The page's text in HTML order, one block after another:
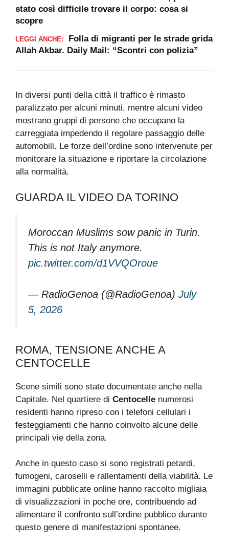
stato così difficile trovare il corpo: cosa si
scopre
LEGGI ANCHE:
Folla di migranti per le strade grida
Allah Akbar. Daily Mail: “Scontri con polizia”
In diversi punti della città il traffico è rimasto
paralizzato per alcuni minuti, mentre alcuni video
mostrano gruppi di persone che occupano la
carreggiata impedendo il regolare passaggio delle
automobili. Le forze dell’ordine sono intervenute per
monitorare la situazione e riportare la circolazione
alla normalità.
GUARDA IL VIDEO DA TORINO
Moroccan Muslims sow panic in Turin.
This is not Italy anymore.
pic.twitter.com/d1VVQOroue
— RadioGenoa (@RadioGenoa) July
5, 2026
ROMA, TENSIONE ANCHE A
CENTOCELLE
Scene simili sono state documentate anche nella
Capitale. Nel quartiere di Centocelle numerosi
residenti hanno ripreso con i telefoni cellulari i
festeggiamenti che hanno coinvolto alcune delle
principali vie della zona.
Anche in questo caso si sono registrati petardi,
fumogeni, caroselli e rallentamenti della viabilità. Le
immagini pubblicate online hanno raccolto migliaia
di visualizzazioni in poche ore, contribuendo ad
alimentare il confronto sull’ordine pubblico durante
questo genere di manifestazioni spontanee.